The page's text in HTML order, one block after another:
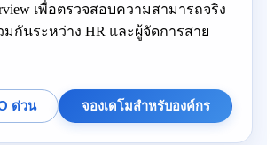
เพื่อตรวจสอบความสามารถจริง
กันระหว่าง HR และผู้จัดการสาย
ด่วน จองเดโมสำหรับองค์กร